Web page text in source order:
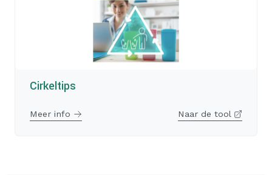
Cirkeltips
Meer info Naar de tool